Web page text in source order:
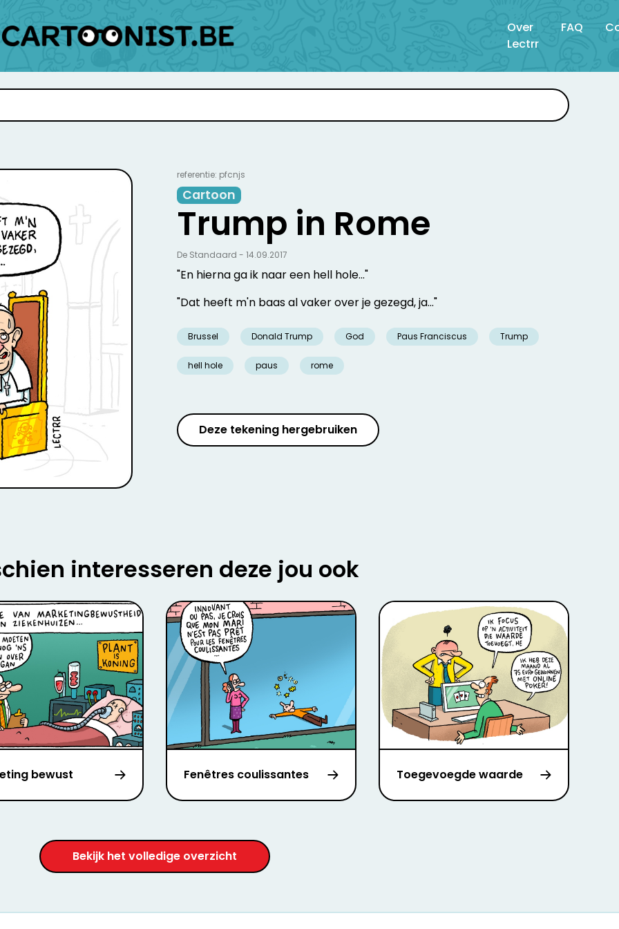
Over
Lectrr
FAQ
referentie: pfcnjs
Cartoon
Trump in Rome
"En hierna ga ik naar een hell hole..."
"Dat heeft m'n baas al vaker over je gezegd, ja..."
Brussel Donald Trump God Paus Franciscus Trump
hell hole paus rome
De Standaard - 14.09.2017
Deze tekening hergebruiken
interesseren deze jou ook
bewust Fenêtres coulissantes Toegevoegde waarde
Bekijk het volledige overzicht